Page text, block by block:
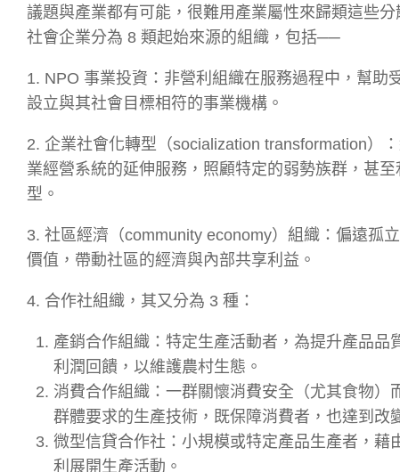
議題與產業都有可能，很難用產業屬性來歸類這些
社會企業分為 8 類起始來源的組織，包括──
1. NPO 事業投資：非營利組織在服務過程中，幫
設立與其社會目標相符的事業機構。
2. 企業社會化轉型（socialization transformation）
業經營系統的延伸服務，照顧特定的弱勢族群，甚
型。
3. 社區經濟（community economy）組織：偏遠孤
價值，帶動社區的經濟與內部共享利益。
4. 合作社組織，其又分為 3 種：
產銷合作組織：特定生產活動者，為提升產品
利潤回饋，以維護農村生態。
消費合作組織：一群關懷消費安全（尤其食物
群體要求的生產技術，既保障消費者，也達到改
微型信貸合作社：小規模或特定產品生產者，
利展開生產活動。